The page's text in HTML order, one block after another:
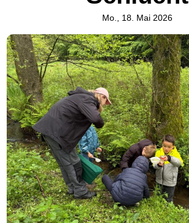
Mo., 18. Mai 2026